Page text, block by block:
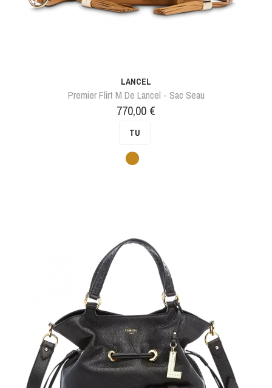
LANCEL
Premier Flirt M De Lancel - Sac Seau
Prix
770,00 €
TU
Camel